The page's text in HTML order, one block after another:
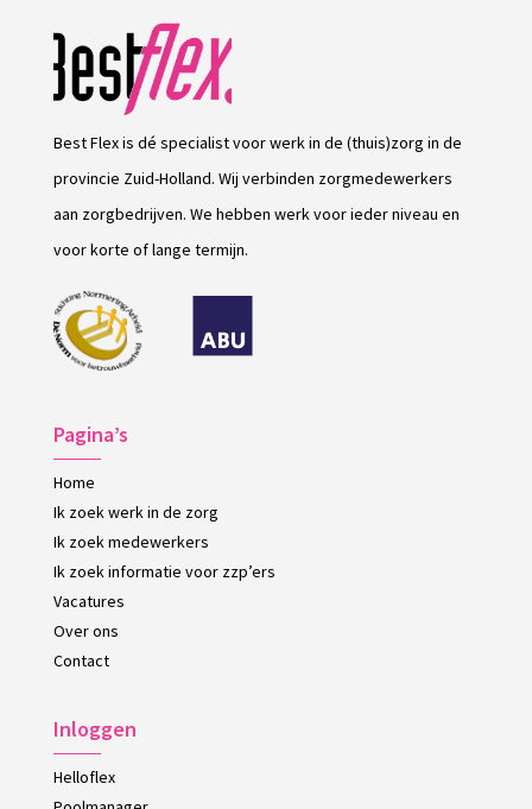
Best Flex is dé specialist voor werk in de (thuis)zorg in de
provincie Zuid-Holland. Wij verbinden zorgmedewerkers
aan zorgbedrijven. We hebben werk voor ieder niveau en
voor korte of lange termijn.
Pagina’s
Home
Ik zoek werk in de zorg
Ik zoek medewerkers
Ik zoek informatie voor zzp’ers
Vacatures
Over ons
Contact
Inloggen
Helloflex